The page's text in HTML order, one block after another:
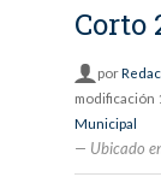
Corto
por
modificación
Municipal
Ubicado